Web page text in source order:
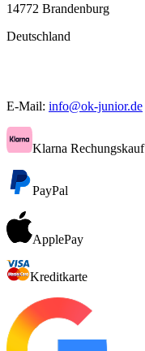
14772 Brandenburg
Deutschland
E-Mail: info@ok-junior.de
Klarna Rechungskauf
PayPal
ApplePay
Kreditkarte